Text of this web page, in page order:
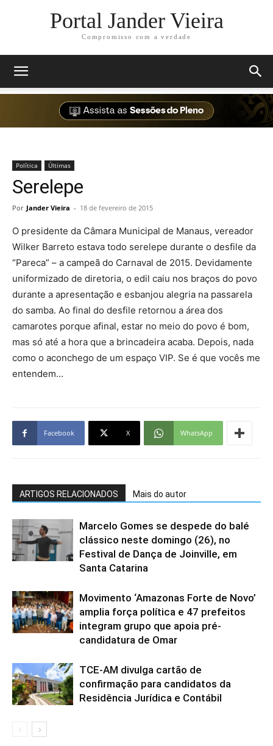
Portal Jander Vieira
Compromisso com a verdade
Política Últimas
Serelepe
Por Jander Vieira - 18 de fevereiro de 2015
O presidente da Câmara Municipal de Manaus, vereador
Wilker Barreto estava todo serelepe durante o desfile da
“Pareca” – a campeã do Carnaval de 2015. Devidamente
uniformizado de diretoria, o edil caiu nos braços do povo
durante a apresentação e esbanjou alegria na passarela
do samba. Ao final do desfile retornou a área dos
camarotes porque afinal, estar no meio do povo é bom,
mas só até a hora que a brincadeira acaba. Depois, nada
como o aconchego de um espaço VIP. Se é que vocês me
entendem…
Facebook X WhatsApp
ARTIGOS RELACIONADOS Mais do autor
Marcelo Gomes se despede do balé
clássico neste domingo (26), no
Festival de Dança de Joinville, em
Santa Catarina
Movimento ‘Amazonas Forte de Novo’
amplia força política e 47 prefeitos
integram grupo que apoia pré-
candidatura de Omar
TCE-AM divulga cartão de
confirmação para candidatos da
Residência Jurídica e Contábil